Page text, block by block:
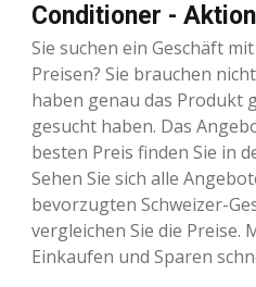
Conditioner -
Sie suchen ein Geschäft
Preisen? Sie brauchen
haben genau das Produkt
gesucht haben. Das
besten Preis finden Sie in
Sehen Sie sich alle
bevorzugten Schweizer-
vergleichen Sie die Preise.
Einkaufen und Sparen